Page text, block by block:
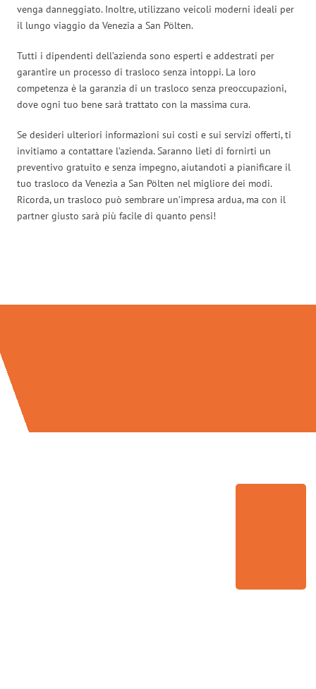
venga danneggiato. Inoltre, utilizzano veicoli moderni ideali per
il lungo viaggio da Venezia a San Pölten.
Tutti i dipendenti dell’azienda sono esperti e addestrati per
garantire un processo di trasloco senza intoppi. La loro
competenza è la garanzia di un trasloco senza preoccupazioni,
dove ogni tuo bene sarà trattato con la massima cura.
Se desideri ulteriori informazioni sui costi e sui servizi offerti, ti
invitiamo a contattare l’azienda. Saranno lieti di fornirti un
preventivo gratuito e senza impegno, aiutandoti a pianificare il
tuo trasloco da Venezia a San Pölten nel migliore dei modi.
Ricorda, un trasloco può sembrare un’impresa ardua, ma con il
partner giusto sarà più facile di quanto pensi!